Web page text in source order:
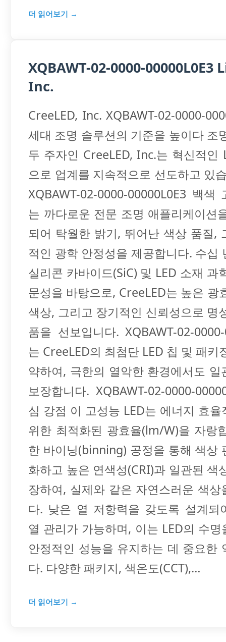
더 읽어보기 →
XQBAWT-02-0000-00000L0E3
Inc.
CreeLED, Inc. XQBAWT-02-0000-
세대 조명 솔루션의 기준을 높이다 조
두 주자인 CreeLED, Inc.는 혁신적인
으로 업계를 지속적으로 선도하고 있
XQBAWT-02-0000-00000L0E3 백색
는 까다로운 전문 조명 애플리케이션
되어 탁월한 밝기, 뛰어난 색상 품질,
적인 광학 안정성을 제공합니다. 수십
실리콘 카바이드(SiC) 및 LED 소재 과
문성을 바탕으로, CreeLED는 높은 광
색상, 그리고 장기적인 신뢰성으로 명
품을 선보입니다. XQBAWT-02-
는 CreeLED의 최첨단 LED 칩 및 패키
약하여, 극한의 열악한 환경에서도 일
보장합니다. XQBAWT-02-0000-
심 강점 이 고성능 LED는 에너지 효율
위한 최적화된 광효율(lm/W)을 자랑
한 바이닝(binning) 공정을 통해 색상
화하고 높은 연색성(CRI)과 일관된 색
장하여, 실제와 같은 자연스러운 색상
다. 낮은 열 저항력을 갖도록 설계되
열 관리가 가능하며, 이는 LED의 수
안정적인 성능을 유지하는 데 중요한
다. 다양한 패키지, 색온도(CCT),…
더 읽어보기 →